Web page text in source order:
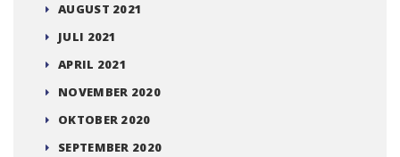
AUGUST 2021
JULI 2021
APRIL 2021
NOVEMBER 2020
OKTOBER 2020
SEPTEMBER 2020